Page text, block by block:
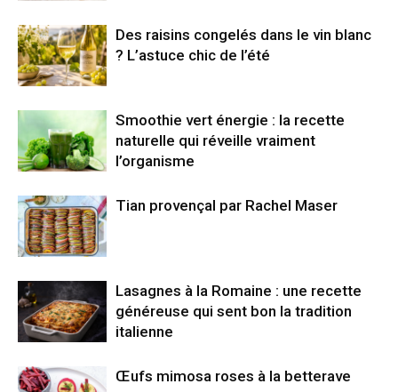
Des raisins congelés dans le vin blanc
? L’astuce chic de l’été
Smoothie vert énergie : la recette
naturelle qui réveille vraiment
l’organisme
Tian provençal par Rachel Maser
Lasagnes à la Romaine : une recette
généreuse qui sent bon la tradition
italienne
Œufs mimosa roses à la betterave